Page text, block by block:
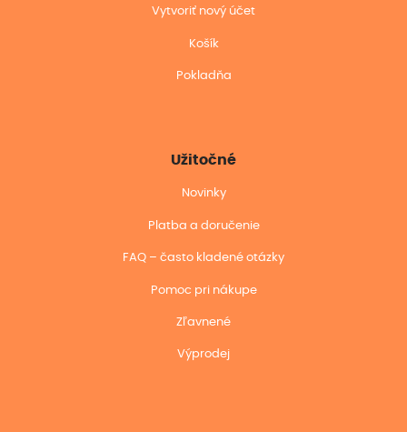
Vytvoriť nový účet
Košík
Pokladňa
Užitočné
Novinky
Platba a doručenie
FAQ – často kladené otázky
Pomoc pri nákupe
Zľavnené
Výprodej